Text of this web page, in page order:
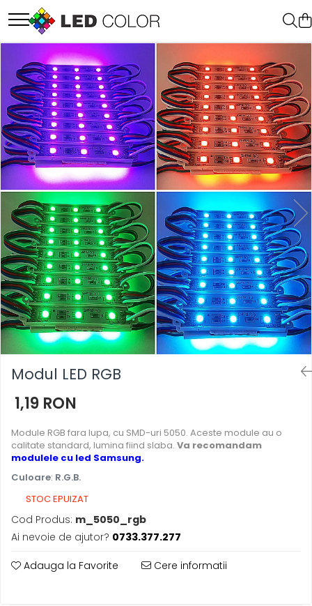
Accesorii Led
Cablu Banda Led
Senzori
Modul LED RGB
1,19 RON
Module RGB fara lupa, cu SMD-uri 5050. Aceste module au o
calitate standard, lumina fiind slaba. Va recomandam
modulele cu led Samsung.
Culoare: R.G.B.
STOC EPUIZAT
Cod Produs: m_5050_rgb
Ai nevoie de ajutor? 0733.377.277
Adauga la Favorite Cere informatii